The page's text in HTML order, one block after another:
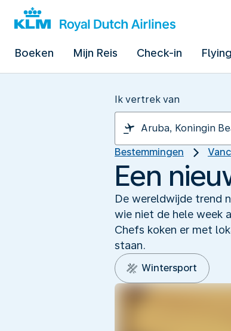
Boeken Mijn Reis Check-in
Ik vertrek van
Bestemmingen
Een
De wereldwijde trend
wie niet de hele week
Chefs koken er met
staan.
Wintersport